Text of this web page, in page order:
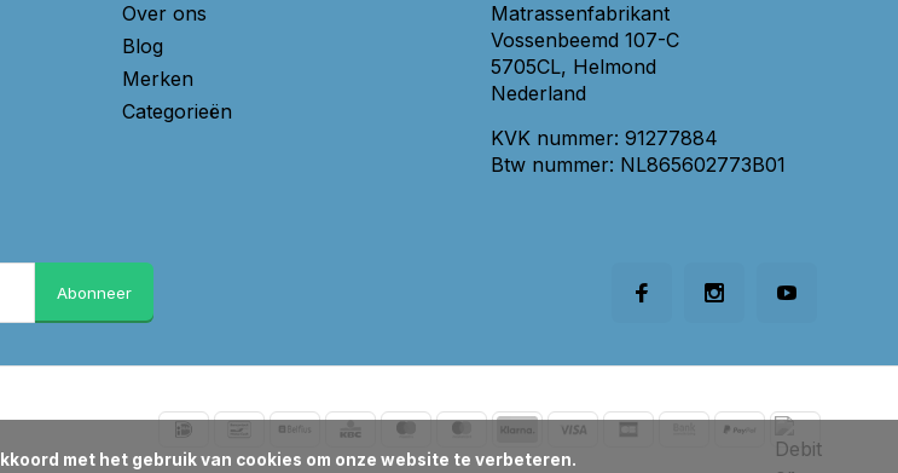
Over ons
Blog
Merken
Categorieën
Matrassenfabrikant
Vossenbeemd 107-C
5705CL, Helmond
Nederland
KVK nummer: 91277884
Btw nummer: NL865602773B01
Abonneer